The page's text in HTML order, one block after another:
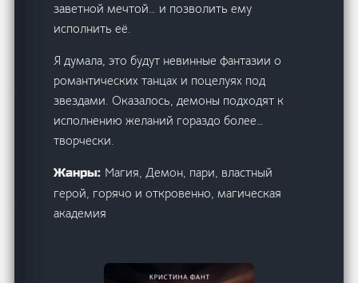
заветной мечтой… и позволить ему
исполнить её.
Я думала, это будут невинные фантазии о
романтических танцах и поцелуях под
звездами. Оказалось, демоны подходят к
исполнению желаний гораздо более…
творчески.
Жанры: Магия, Демон, пари, властный
герой, горячо и откровенно, магическая
академия